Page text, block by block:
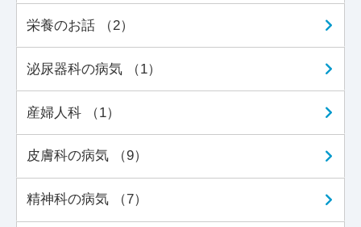
栄養のお話 （2）
泌尿器科の病気 （1）
産婦人科 （1）
皮膚科の病気 （9）
精神科の病気 （7）